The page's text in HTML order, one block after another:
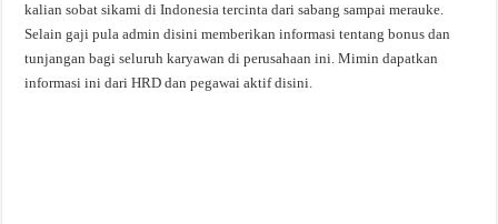
kalian sobat sikami di Indonesia tercinta dari sabang sampai merauke.
Selain gaji pula admin disini memberikan informasi tentang bonus dan
tunjangan bagi seluruh karyawan di perusahaan ini. Mimin dapatkan
informasi ini dari HRD dan pegawai aktif disini.